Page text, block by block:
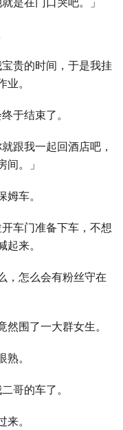
贵的时间，于是我挂
。
于结束了。
跟我一起回酒店吧，
间。」
车。
车门准备下车，不想
来。
，怎么会有粉丝守在
围了一大群女生。
。
哥的车了。
。